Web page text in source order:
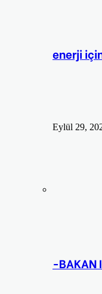
enerji
Eylül 29,
-BAKAN